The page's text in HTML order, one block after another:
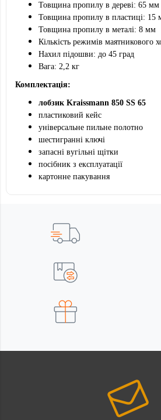
Товщина пропилу в дереві: 65 мм
Товщина пропилу в пластиці: 15
Товщина пропилу в металі: 8 мм
Кількість режимів маятникового
Нахил підошви: до 45 град
Вага: 2,2 кг
Комплектація:
лобзик Kraissmann 850 SS 65
пластиковий кейс
універсальне пильне полотно
шестигранні ключі
запасні вугільні щітки
посібник з експлуатації
картонне пакування